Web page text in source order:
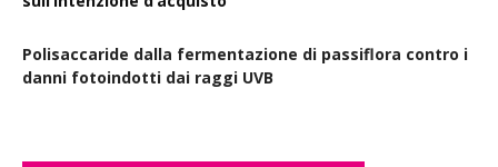
Polisaccaride dalla fermentazione di passiflora contro i
danni fotoindotti dai raggi UVB